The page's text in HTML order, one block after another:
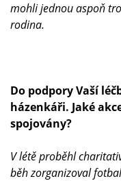
mohli jednou aspoň
rodina.
Do podpory Vaší
házenkáři. Jaké
spojovány?
V létě proběhl
běh zorganizoval